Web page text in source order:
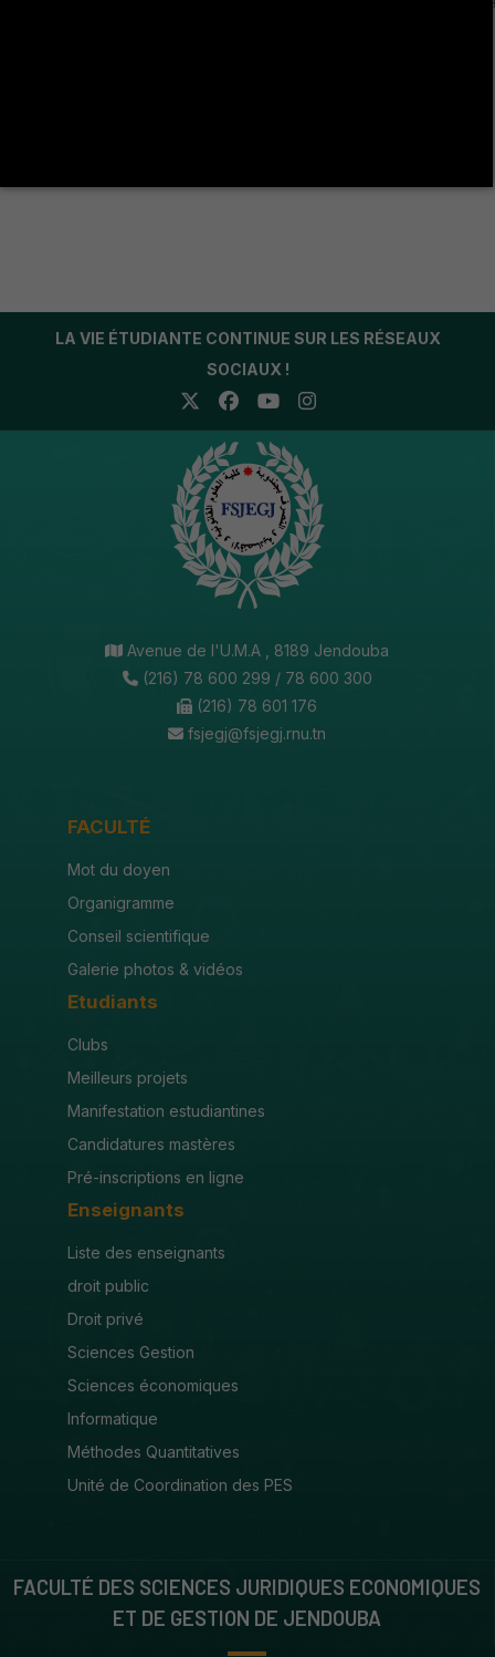
LA VIE ÉTUDIANTE CONTINUE SUR LES RÉSEAUX
SOCIAUX !
Avenue de l'U.M.A , 8189 Jendouba
(216) 78 600 299 / 78 600 300
(216) 78 601 176
fsjegj@fsjegj.rnu.tn
FACULTÉ
Mot du doyen
Organigramme
Conseil scientifique
Galerie photos & vidéos
Etudiants
Clubs
Meilleurs projets
Manifestation estudiantines
Candidatures mastères
Pré-inscriptions en ligne
Enseignants
Liste des enseignants
droit public
Droit privé
Sciences Gestion
Sciences économiques
Informatique
Méthodes Quantitatives
Unité de Coordination des PES
FACULTÉ DES SCIENCES JURIDIQUES ECONOMIQUES
ET DE GESTION DE JENDOUBA